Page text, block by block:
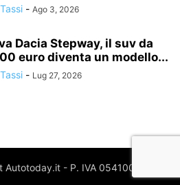
- Ago 3, 2026
Dacia Stepway, il suv da
euro diventa un modello...
- Lug 27, 2026
- P. IVA 05410020969